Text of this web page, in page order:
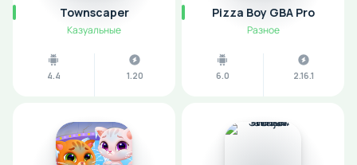
Townscaper
Казуальные
4.4 1.20
Pizza Boy GBA Pro
Разное
6.0 2.16.1